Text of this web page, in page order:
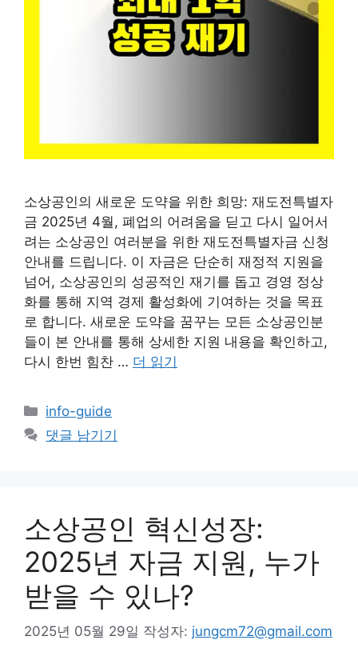
소상공인의 새로운 도약을 위한 희망: 재도전특별자
금 2025년 4월, 폐업의 어려움을 딛고 다시 일어서
려는 소상공인 여러분을 위한 재도전특별자금 신청
안내를 드립니다. 이 자금은 단순히 재정적 지원을
넘어, 소상공인의 성공적인 재기를 돕고 경영 정상
화를 통해 지역 경제 활성화에 기여하는 것을 목표
로 합니다. 새로운 도약을 꿈꾸는 모든 소상공인분
들이 본 안내를 통해 상세한 지원 내용을 확인하고,
다시 한번 힘찬 … 더 읽기
카
테
info-guide
댓글 남기기
소상공인 혁신성장:
2025년 자금 지원, 누가
받을 수 있나?
2025년 05월 29일 작성자: jungcm72@gmail.com